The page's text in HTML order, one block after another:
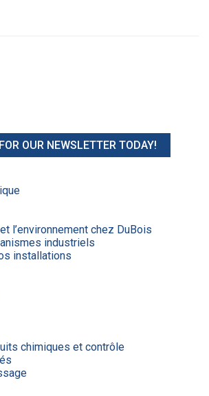
OUR NEWSLETTER TODAY!
l’environnement chez DuBois
industriels
installations
chimiques et contrôle